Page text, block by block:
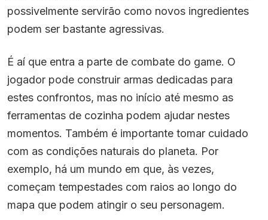
possivelmente servirão como novos ingredientes
podem ser bastante agressivas.
É aí que entra a parte de combate do game. O
jogador pode construir armas dedicadas para
estes confrontos, mas no início até mesmo as
ferramentas de cozinha podem ajudar nestes
momentos. Também é importante tomar cuidado
com as condições naturais do planeta. Por
exemplo, há um mundo em que, às vezes,
começam tempestades com raios ao longo do
mapa que podem atingir o seu personagem.